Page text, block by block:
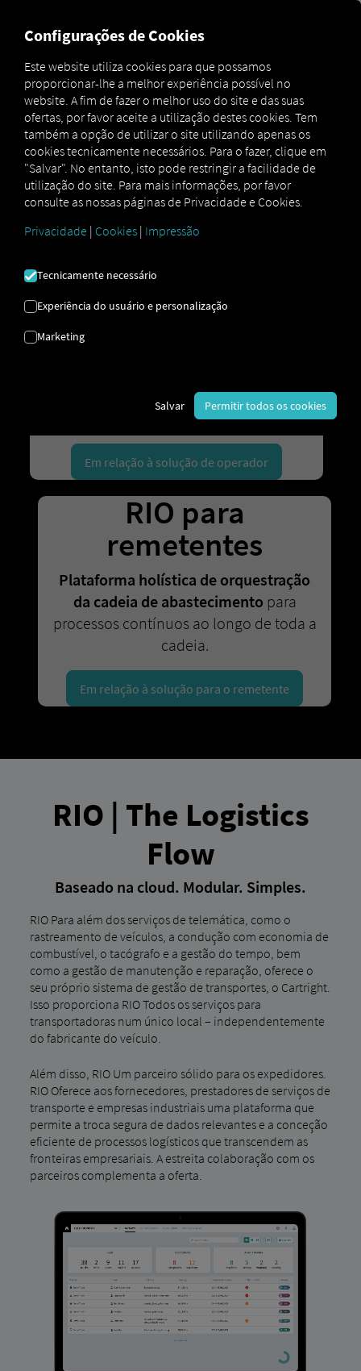
Você quer RIO Quer experimentar? Clique aqui para
aceder à demonstração.
Estamos a digitalizar a
cadeia de
abastecimento.
paraGestores De Fro
RIO para
transportadoras
comunicação eficiente
entre motoristas e encomendas.
Em relação à solução de operador
RIO para
remetentes
Plataforma holística de orquestração
da cadeia de abastecimento para
processos contínuos ao longo de toda a
cadeia.
Em relação à solução para o remetente
RIO | The Logistics
Flow
Baseado na cloud. Modular. Simples.
RIO Para além dos serviços de telemática, como o
rastreamento de veículos, a condução com economia de
combustível, o tacógrafo e a gestão do tempo, bem
como a gestão de manutenção e reparação, oferece o
seu próprio sistema de gestão de transportes, o Cartright.
Isso proporciona RIO Todos os serviços para
transportadoras num único local – independentemente
do fabricante do veículo.
Além disso, RIO Um parceiro sólido para os expedidores.
RIO Oferece aos fornecedores, prestadores de serviços de
transporte e empresas industriais uma plataforma que
permite a troca segura de dados relevantes e a conceção
eficiente de processos logísticos que transcendem as
fronteiras empresariais. A estreita colaboração com os
parceiros complementa a oferta.
Configurações de Cookies
Este website utiliza cookies para que possamos
proporcionar-lhe a melhor experiência possível no
website. A fim de fazer o melhor uso do site e das suas
ofertas, por favor aceite a utilização destes cookies. Tem
também a opção de utilizar o site utilizando apenas os
cookies tecnicamente necessários. Para o fazer, clique em
"Salvar". No entanto, isto pode restringir a facilidade de
utilização do site. Para mais informações, por favor
consulte as nossas páginas de Privacidade e Cookies.
Privacidade | Cookies | Impressão
Tecnicamente necessário
Experiência do usuário e personalização
Marketing
Salvar Permitir todos os cookies